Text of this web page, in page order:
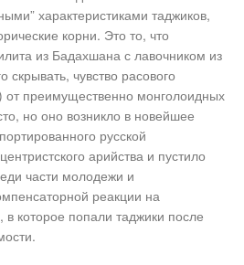
характеристиками таджиков,
корни. Это то, что
из Бадахшана с лавочником из
чувство расового
от преимущественно монголоидных
но оно возникло в новейшее
русской
арийства и пустило
части молодежи и
реакции на
которое попали таджики после